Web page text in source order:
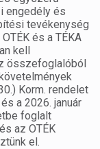
engedély és
tevékenység
és a TÉKA
kell
összefoglalóból
Korm. rendelet
a 2026. január
foglalt
az OTÉK
el.